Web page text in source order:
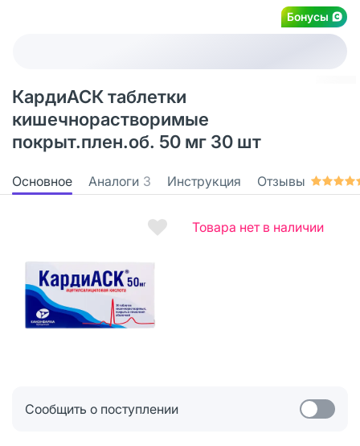
Бонусы
КардиАСК таблетки
кишечнорастворимые
покрыт.плен.об. 50 мг 30 шт
Основное Аналоги 3 Инструкция Отзывы
Товара нет в наличии
Сообщить о поступлении